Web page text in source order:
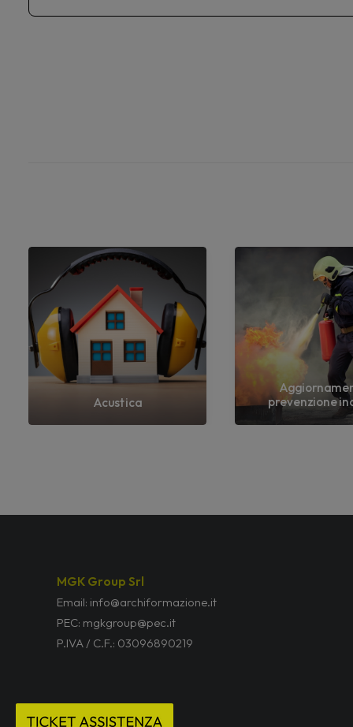
Acustica
prevenzione
MGK Group Srl
Email: info@archiformazione.it
PEC: mgkgroup@pec.it
P.IVA / C.F.: 03096890219